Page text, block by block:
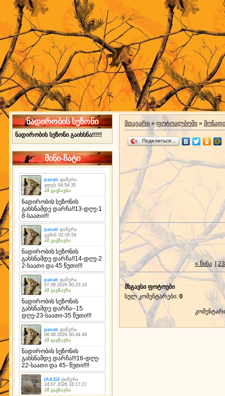
ნადირობის სეზონი
ნადირობის სეზონი გაიხსნა!!!!!
მინი-ჩატი
მთავარი » ფოტოალბომი »
Поделиться…
« წინა|
მსგავსი ფოტოები
სულ კომენტარები: 0